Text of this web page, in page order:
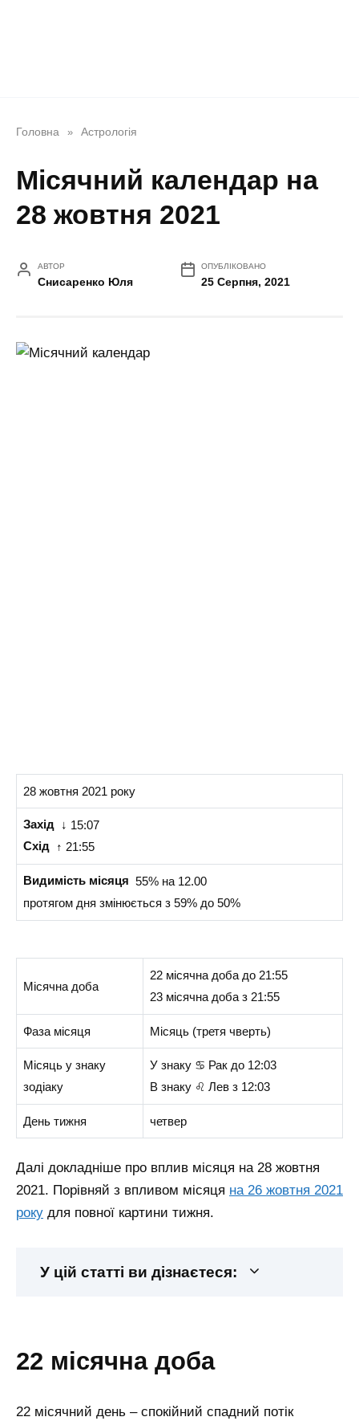
Головна » Астрологія
Місячний календар на
28 жовтня 2021
АВТОР
Снисаренко Юля
ОПУБЛІКОВАНО
25 Серпня, 2021
28 жовтня 2021 року
Захід↓ 15:07
Схід↑ 21:55
Видимість місяця 55% на 12.00
протягом дня змінюється з 59% до 50%
Місячна доба
22 місячна доба до 21:55
23 місячна доба з 21:55
Фаза місяця Місяць (третя чверть)
Місяць у знаку
зодіаку
У знаку ♋ Рак до 12:03
В знаку ♌ Лев з 12:03
День тижня четвер
Далі докладніше про вплив місяця на 28 жовтня
2021. Порівняй з впливом місяця на 26 жовтня 2021
року для повної картини тижня.
У цій статті ви дізнаєтеся:
22 місячна доба
22 місячний день – спокійний спадний потік